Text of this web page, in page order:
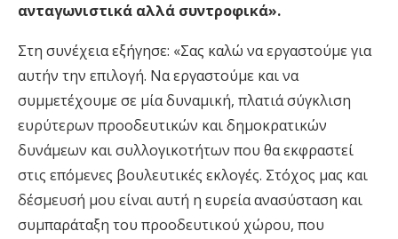
ανταγωνιστικά αλλά συντροφικά».
Στη συνέχεια εξήγησε: «Σας καλώ να εργαστούμε για
αυτήν την επιλογή. Να εργαστούμε και να
συμμετέχουμε σε μία δυναμική, πλατιά σύγκλιση
ευρύτερων προοδευτικών και δημοκρατικών
δυνάμεων και συλλογικοτήτων που θα εκφραστεί
στις επόμενες βουλευτικές εκλογές. Στόχος μας και
δέσμευσή μου είναι αυτή η ευρεία ανασύσταση και
συμπαράταξη του προοδευτικού χώρου, που